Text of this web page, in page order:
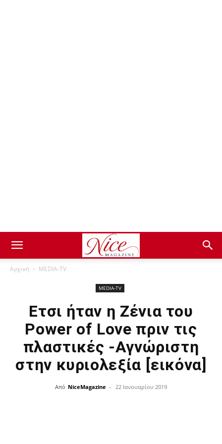
Αρχική ΜEDIA-TV
ΜEDIA-TV
Ετσι ήταν η Ζένια του
Power of Love πριν τις
πλαστικές -Αγνώριστη
στην κυριολεξία [εικόνα]
Από NiceMagazine - 22 Ιανουαρίου 2019